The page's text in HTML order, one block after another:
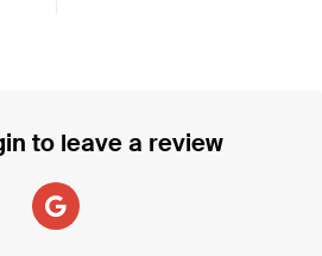
to leave a review